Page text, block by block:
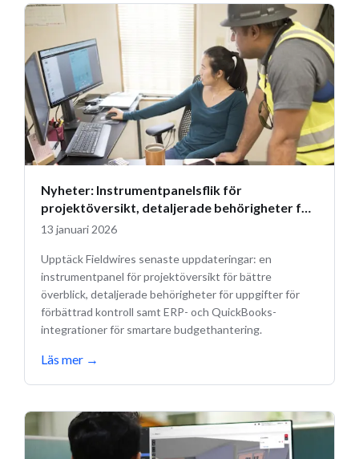
Nyheter: Instrumentpanelsflik för
projektöversikt, detaljerade behörigheter för
uppgifter och budgetuppdateringar
13 januari 2026
Upptäck Fieldwires senaste uppdateringar: en
instrumentpanel för projektöversikt för bättre
överblick, detaljerade behörigheter för uppgifter för
förbättrad kontroll samt ERP- och QuickBooks-
integrationer för smartare budgethantering.
Läs mer →